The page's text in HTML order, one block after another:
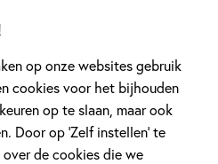
op onze websites gebruik
cookies voor het bijhouden
op te slaan, maar ook
Door op ‘Zelf instellen’ te
de cookies die we
20 99
Hardcover
Hardcover